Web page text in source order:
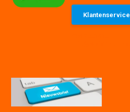
Klantenservice